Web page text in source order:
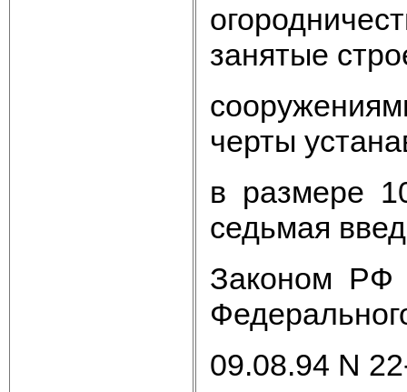
занятые
черты
в размере
седьмая
Законом РФ
09.08.94 N